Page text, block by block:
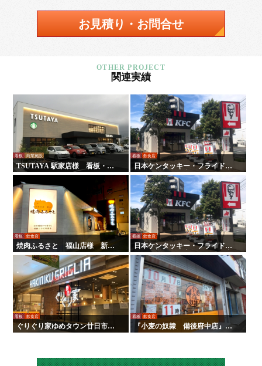
お見積り・お問合せ
関連実績
看板 商業施設
TSUTAYA 駅家店様 看板・サ
イン
看板 飲食店
日本ケンタッキー・フライド・
チキン様 全国店舗サイン工事 |
タテイシ広美社
看板 飲食店
焼肉ふるさと 福山店様 新装
サイン工事
看板 飲食店
日本ケンタッキー・フライド・
チキン様 全国店舗サイン工事
看板 飲食店
ぐりぐり家ゆめタウン廿日市店
様 新装サイン工事
看板 飲食店
『小麦の奴隷 備後府中店』様
の壁面看板の施工を行いまし